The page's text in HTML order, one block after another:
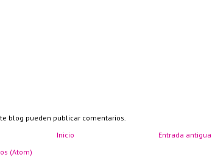
blog pueden publicar comentarios.
Entrada antigua
Inicio
(Atom)